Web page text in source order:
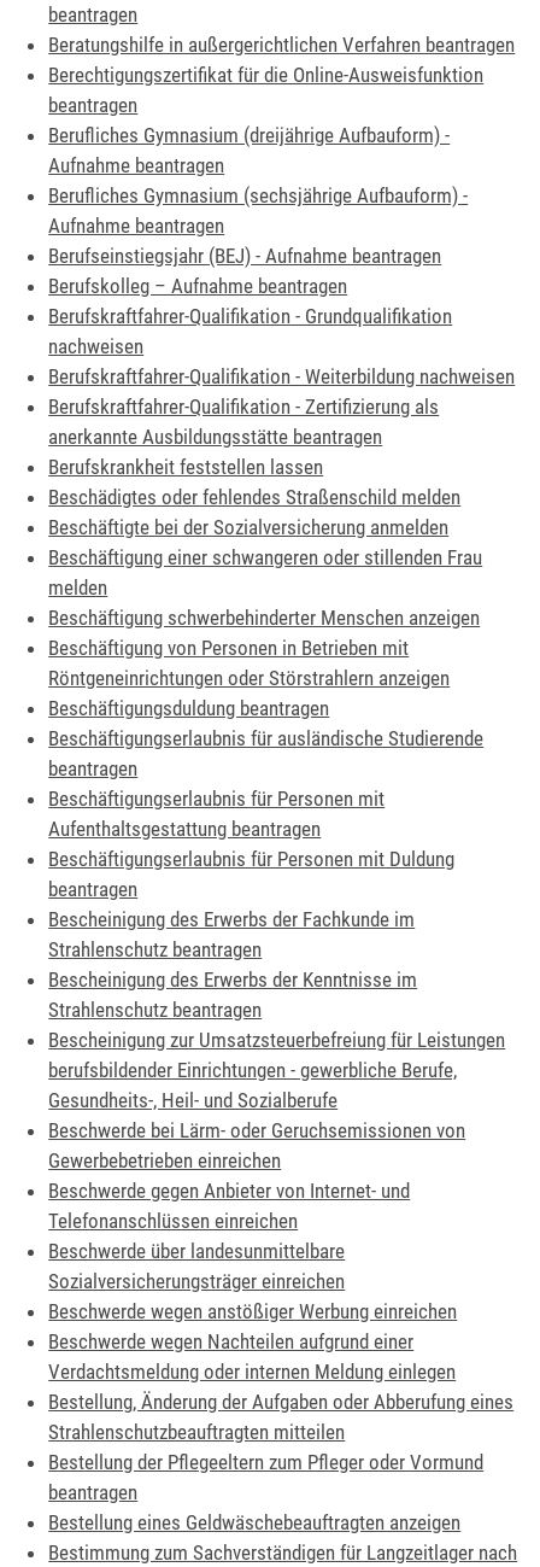
beantragen
Beratungshilfe in außergerichtlichen Verfahren beantragen
Berechtigungszertifikat für die Online-Ausweisfunktion
beantragen
Berufliches Gymnasium (dreijährige Aufbauform) -
Aufnahme beantragen
Berufliches Gymnasium (sechsjährige Aufbauform) -
Aufnahme beantragen
Berufseinstiegsjahr (BEJ) - Aufnahme beantragen
Berufskolleg – Aufnahme beantragen
Berufskraftfahrer-Qualifikation - Grundqualifikation
nachweisen
Berufskraftfahrer-Qualifikation - Weiterbildung nachweisen
Berufskraftfahrer-Qualifikation - Zertifizierung als
anerkannte Ausbildungsstätte beantragen
Berufskrankheit feststellen lassen
Beschädigtes oder fehlendes Straßenschild melden
Beschäftigte bei der Sozialversicherung anmelden
Beschäftigung einer schwangeren oder stillenden Frau
melden
Beschäftigung schwerbehinderter Menschen anzeigen
Beschäftigung von Personen in Betrieben mit
Röntgeneinrichtungen oder Störstrahlern anzeigen
Beschäftigungsduldung beantragen
Beschäftigungserlaubnis für ausländische Studierende
beantragen
Beschäftigungserlaubnis für Personen mit
Aufenthaltsgestattung beantragen
Beschäftigungserlaubnis für Personen mit Duldung
beantragen
Bescheinigung des Erwerbs der Fachkunde im
Strahlenschutz beantragen
Bescheinigung des Erwerbs der Kenntnisse im
Strahlenschutz beantragen
Bescheinigung zur Umsatzsteuerbefreiung für Leistungen
berufsbildender Einrichtungen - gewerbliche Berufe,
Gesundheits-, Heil- und Sozialberufe
Beschwerde bei Lärm- oder Geruchsemissionen von
Gewerbebetrieben einreichen
Beschwerde gegen Anbieter von Internet- und
Telefonanschlüssen einreichen
Beschwerde über landesunmittelbare
Sozialversicherungsträger einreichen
Beschwerde wegen anstößiger Werbung einreichen
Beschwerde wegen Nachteilen aufgrund einer
Verdachtsmeldung oder internen Meldung einlegen
Bestellung, Änderung der Aufgaben oder Abberufung eines
Strahlenschutzbeauftragten mitteilen
Bestellung der Pflegeeltern zum Pfleger oder Vormund
beantragen
Bestellung eines Geldwäschebeauftragten anzeigen
Bestimmung zum Sachverständigen für Langzeitlager nach